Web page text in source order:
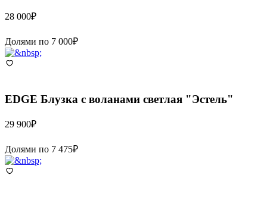
28 000₽
Долями по 7 000₽
EDGE Блузка с воланами светлая "Эстель"
29 900₽
Долями по 7 475₽